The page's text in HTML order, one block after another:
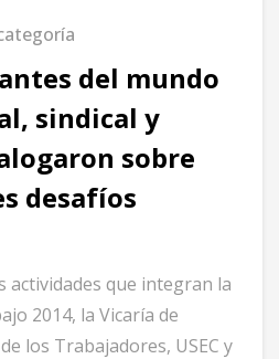
del mundo
sindical y
sobre
desafíos
actividades que integran la
2014, la Vicaría de
los Trabajadores, USEC y